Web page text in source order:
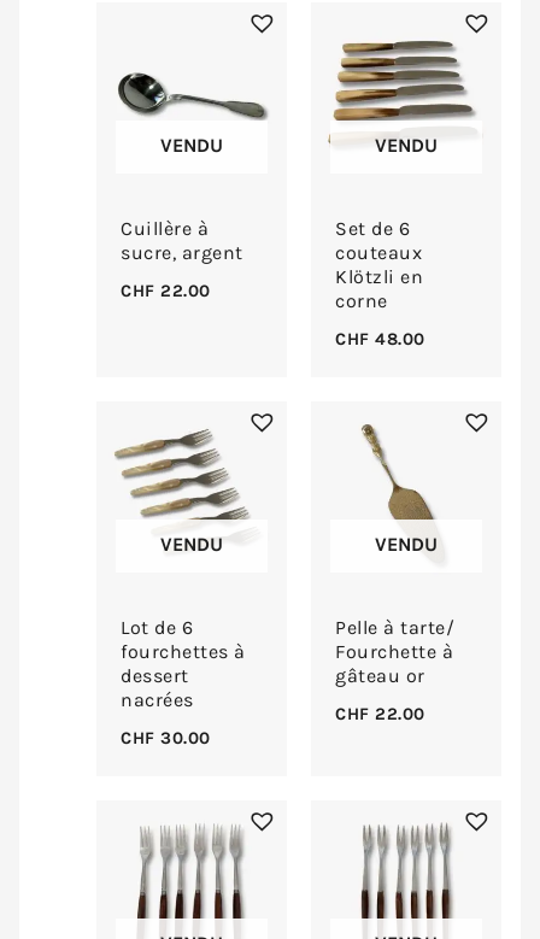
VENDU
Cuillère à
sucre, argent
CHF 22.00
VENDU
Set de 6
couteaux
Klötzli en
corne
CHF 48.00
VENDU
Lot de 6
fourchettes à
dessert
nacrées
CHF 30.00
VENDU
Pelle à tarte/
Fourchette à
gâteau or
CHF 22.00